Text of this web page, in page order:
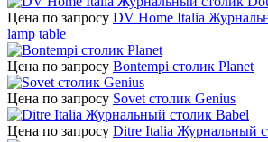
Цена по запросу DV Home Italia
lamp table
Цена по запросу Bontempi столик Planet
Цена по запросу Sovet столик Genius
Цена по запросу Ditre Italia Журнальный